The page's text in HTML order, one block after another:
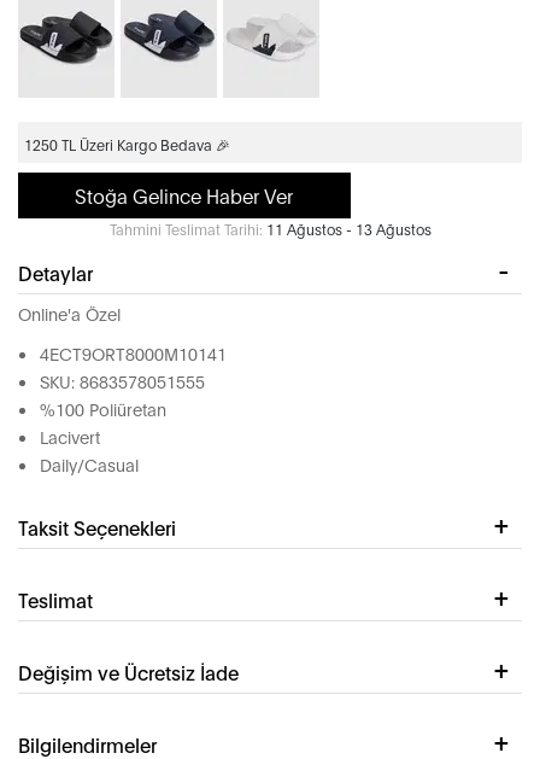
1250 TL Üzeri Kargo Bedava 🎉
Stoğa Gelince Haber Ver
Tahmini Teslimat Tarihi: 11 Ağustos - 13 Ağustos
Detaylar
Online'a Özel
4ECT9ORT8000M10141
SKU: 8683578051555
%100 Poliüretan
Lacivert
Daily/Casual
Taksit Seçenekleri
Teslimat
Değişim ve Ücretsiz İade
Bilgilendirmeler